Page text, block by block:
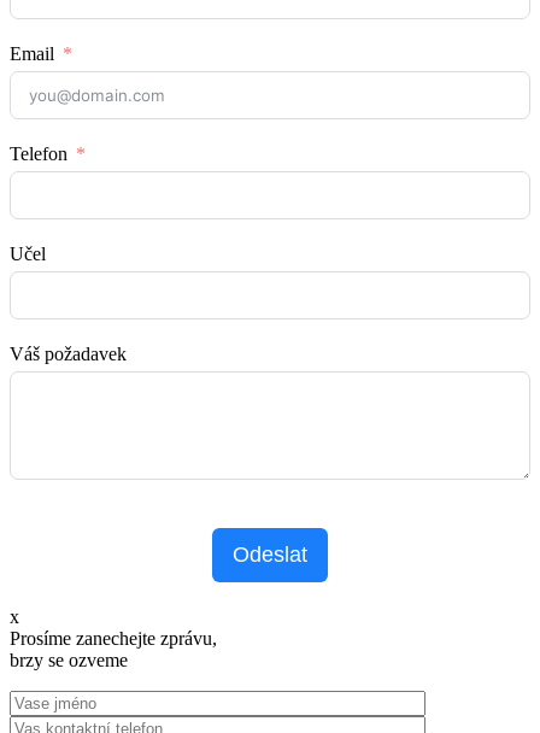
Email
Telefon
Učel
Váš požadavek
Odeslat
x
Prosíme zanechejte zprávu,
brzy se ozveme